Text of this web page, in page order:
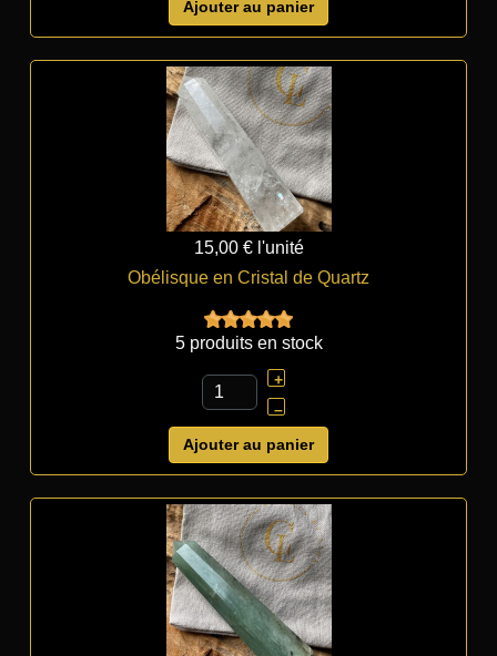
Ajouter au panier
15,00 € l'unité
Obélisque en Cristal de Quartz
5 produits en stock
+
–
Ajouter au panier